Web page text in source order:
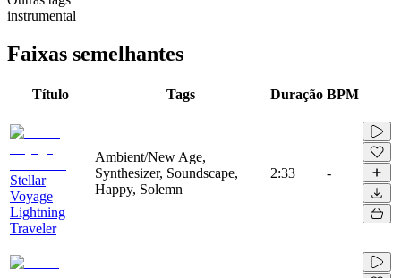
instrumental
Faixas semelhantes
Título Tags Duração BPM
Stellar
Voyage
Lightning
Traveler
Ambient/New Age,
Synthesizer, Soundscape,
Happy, Solemn
2:33 -